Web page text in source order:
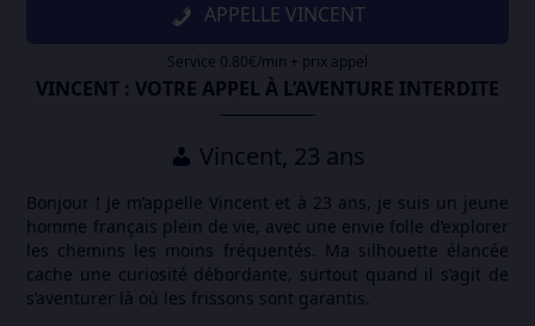
APPELLE VINCENT
Service 0.80€/min + prix appel
VINCENT : VOTRE APPEL À L’AVENTURE INTERDITE
Vincent, 23 ans
Bonjour ! Je m’appelle Vincent et à 23 ans, je suis un jeune
homme français plein de vie, avec une envie folle d’explorer
les chemins les moins fréquentés. Ma silhouette élancée
cache une curiosité débordante, surtout quand il s’agit de
s’aventurer là où les frissons sont garantis.